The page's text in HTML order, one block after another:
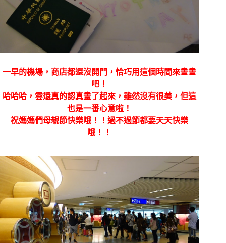
一早的機場，商店都還沒開門，恰巧用這個時間來畫畫
吧！
哈哈哈，雲還真的認真畫了起來，雖然沒有很美，但這
也是一番心意啦！
祝媽媽們母親節快樂哦！！過不過節都要天天快樂
哦！！